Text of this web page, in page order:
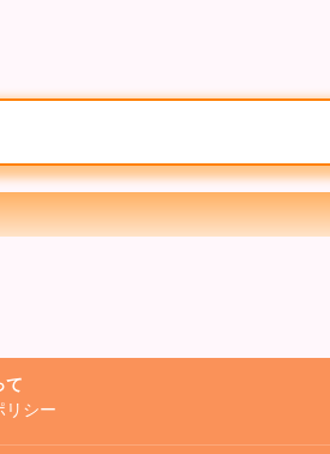
て
リシー